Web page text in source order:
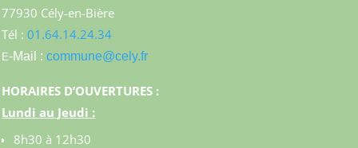
77930 Cély-en-Bière
Tél :01.64.14.24.34
E-Mail :commune@cely.fr
HORAIRES D’OUVERTURES :
Lundi au Jeudi :
8h30 à 12h30